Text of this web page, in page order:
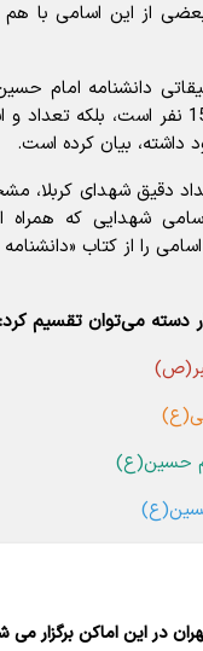
از این اسامی با هم
دانشنامه امام
تعداد شهدای کربلا حتما 155 نفر
داشته، بیان کرده است.
دقیق شهداى کربلا،
شهدایی که همراه
را از کتاب
دسته مى‌توان تقسیم کرد:
حسین(ع)
حسین(ع)
در این اماکن برگزار